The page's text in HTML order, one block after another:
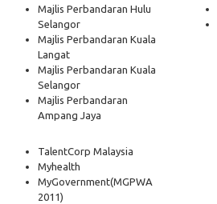
Majlis Perbandaran Hulu
Selangor
Majlis Perbandaran Kuala
Langat
Majlis Perbandaran Kuala
Selangor
Majlis Perbandaran
Ampang Jaya
TalentCorp Malaysia
Myhealth
MyGovernment(MGPWA
2011)